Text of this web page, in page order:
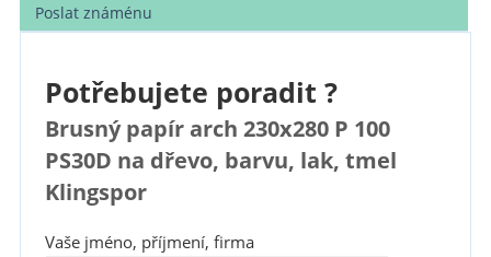
Poslat známénu
Potřebujete poradit ?
Brusný papír arch 230x280 P 100
PS30D na dřevo, barvu, lak, tmel
Klingspor
Vaše jméno, příjmení, firma